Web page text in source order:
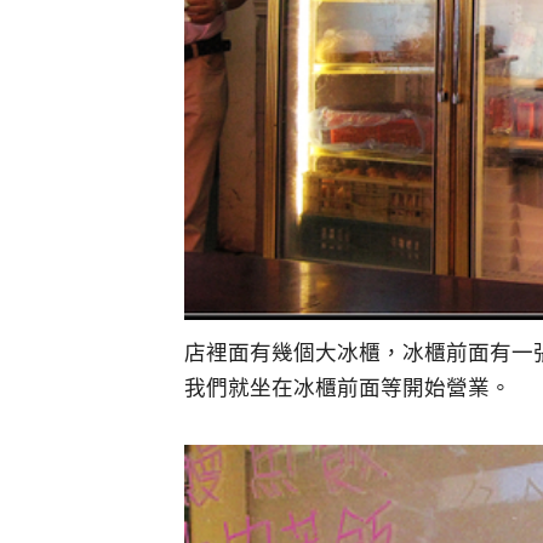
店裡面有幾個大冰櫃，冰櫃前面有一
我們就坐在冰櫃前面等開始營業。